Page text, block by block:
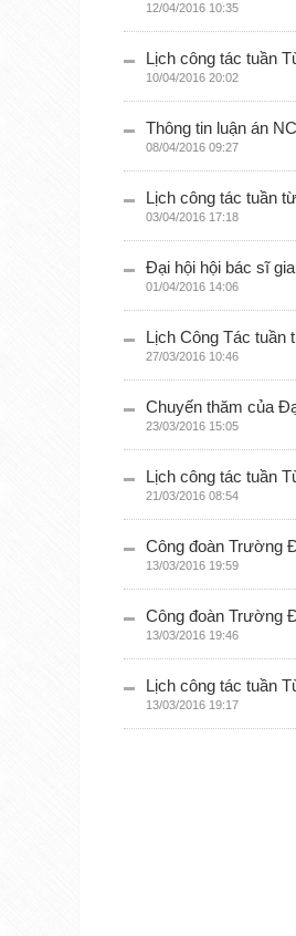
12/04/2016 10:35
Lịch công tác tuần
10/04/2016 20:02
Thông tin luận án
08/04/2016 09:27
Lịch công tác tuần
03/04/2016 17:18
Đại hội hội bác sĩ
01/04/2016 14:06
Lịch Công Tác tuần
27/03/2016 10:46
Chuyến thăm của
23/03/2016 15:05
Lịch công tác tuần
21/03/2016 08:54
Công đoàn Trường
13/03/2016 19:59
Công đoàn Trường
13/03/2016 19:46
Lịch công tác tuần
13/03/2016 19:17